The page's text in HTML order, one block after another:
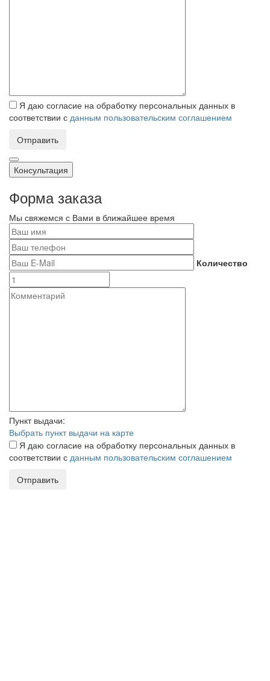
Я даю согласие на обработку персональных данных в
соответствии с данным пользовательским соглашением
Отправить
Консультация
Форма заказа
Мы свяжемся с Вами в ближайшее время
Количество
Пункт выдачи:
Выбрать пункт выдачи на карте
Я даю согласие на обработку персональных данных в
соответствии с данным пользовательским соглашением
Отправить